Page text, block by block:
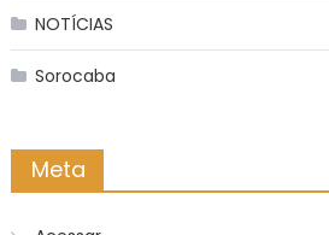
NOTÍCIAS
Sorocaba
Meta